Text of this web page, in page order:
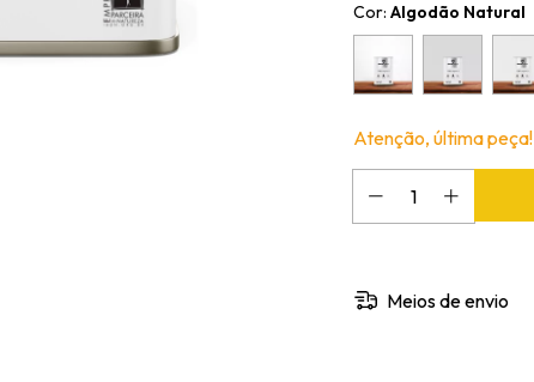
Cor: Algodão Natural
Atenção, última peça!
Meios de envio